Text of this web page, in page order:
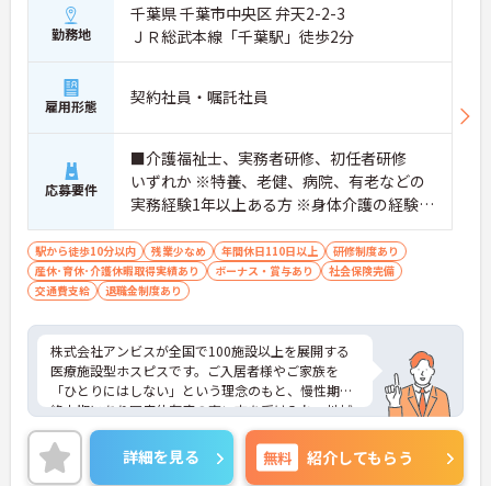
・入職後はお一人おひとりの習熟度に合わせた個別
のＯＪＴ研修を実施し、ｅラーニングを用いた学習
の機会も提供されます
・施設内には看護師が24時間常駐しており、急変時
の対応や専門的な医療処置は看護師が担当するため
負担が減ります
・介護スタッフと看護スタッフの比率が1対1で相談
しやすく、初任者研修や実務者研修からでも着実に
専門性を高められます
＜残業月7時間以下で身体の負担を軽減！＞
・常勤で働くスタッフの比率が90パーセント以上と
高く、急なシフト変更や無理な長時間勤務が発生し
にくい人員体制です
・訪問スケジュールに沿って施設内でのケアを行う
ため、月平均の残業時間は5時間から7時間程度とか
・夜勤明けの翌日は原則としてお休みとなるシフト
編成が組まれており、しっかりと休息を取りながら
長期的な就業が可能です
＜評価制度でキャリアアップ＞
・介護福祉士や初任者研修などの資格や実務経験、
夜勤回数がしっかりと給与に反映されるためモチベ
ーションを維持できます
・年次を問わずリーダーや主任などのマネジメント
勤務地
千葉県 千葉市中央区 弁天2-2-3
ＪＲ総武本線「千葉駅」徒歩2分
雇用形態 契約社員・嘱託社員
応募要件
■介護福祉士、実務者研修、初任者研修
いずれか ※特養、老健、病院、有老などの
実務経験1年以上ある方 ※身体介護の経験年
以上ある方、機械浴の使用の経験のある方
歓迎
駅から徒歩10分以内 残業少なめ 年間休日110日以上
研修制度あり
産休･育休･介護休暇取得実績あり
ボーナス・賞与あり
社会保険完備
交通費支給
退職金制度あり
株式会社アンビスが全国で100施設以上を展開する
医療施設型ホスピスです。ご入居者様やご家族を
「ひとりにはしない」という理念のもと、慢性期や
終末期にあり医療依存度の高い方を受け入れ、地域
医療を支える社会的意義の高い事業を推進していま
す。現場には看護師が24時間常駐しています。急変
時の対応や医療行為は看護師が担当するため、初任
詳細を見る 無料 紹介してもらう